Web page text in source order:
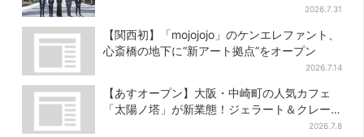
2026.7.31
【関西初】「mojojojo」のケンエレファント、
心斎橋の地下に“新アート拠点”をオープン
2026.7.14
【あすオープン】大阪・中崎町の人気カフェ
「太陽ノ塔」が新業態！ジェラート＆クレー
2026.7.8